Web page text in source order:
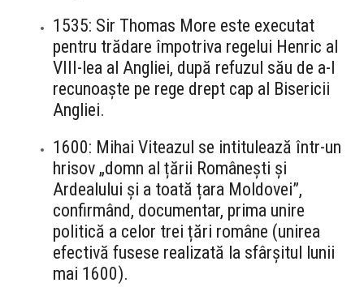
1535: Sir Thomas More este executat
pentru trădare împotriva regelui Henric al
VIII-lea al Angliei, după refuzul său de a-l
recunoaște pe rege drept cap al Bisericii
Angliei.
1600: Mihai Viteazul se intitulează într-un
hrisov „domn al țării Românești și
Ardealului și a toată țara Moldovei”,
confirmând, documentar, prima unire
politică a celor trei țări române (unirea
efectivă fusese realizată la sfârșitul lunii
mai 1600).